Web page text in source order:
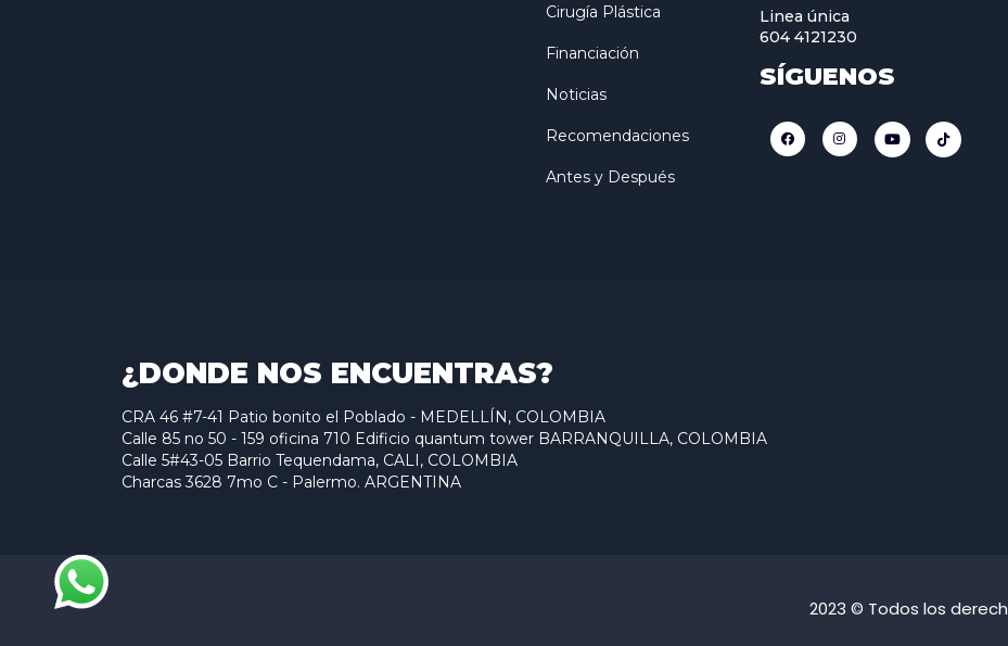
Cirugía Plástica
Financiación
Noticias
Recomendaciones
Antes y Después
Linea única
604 4121230
SÍGUENOS
¿DONDE NOS ENCUENTRAS?
CRA 46 #7-41 Patio bonito el Poblado - MEDELLÍN, COLOMBIA
Calle 85 no 50 - 159 oficina 710 Edificio quantum tower BARRANQUILLA, COLOMBIA
Calle 5#43-05 Barrio Tequendama, CALI, COLOMBIA
Charcas 3628 7mo C - Palermo. ARGENTINA
2023 © Todos los